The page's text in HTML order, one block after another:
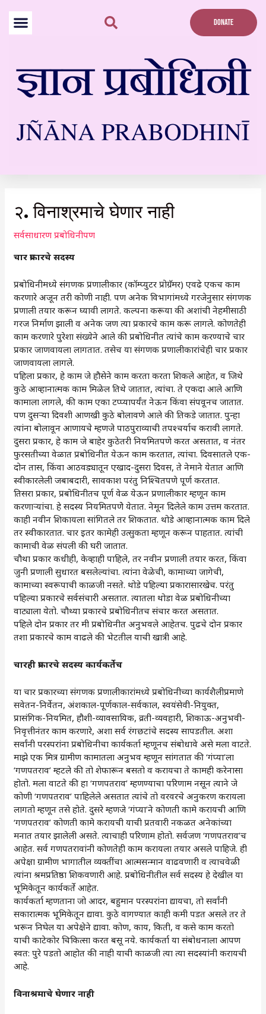
content
DONATE
२. विनाश्रमाचे घेणार नाही
सर्वसाधारण प्रबोधिनीपण
चार प्रकारचे सदस्य
प्रबोधिनीमध्ये संगणक प्रणालीकार (कॉम्प्युटर प्रोग्रॅमर) एवढे एकच काम
करणारे अजून तरी कोणी नाही. पण अनेक विभागांमध्ये गरजेनुसार संगणक
प्रणाली तयार करून घ्यावी लागते. कल्पना करूया की अशांची नेहमीसाठी
गरज निर्माण झाली व अनेक जण त्या प्रकारचे काम करू लागले. कोणतेही
काम करणारे पुरेशा संख्येने आले की प्रबोधिनीत त्यांचे काम करण्याचे चार
प्रकार जाणवायला लागतात. तसेच या संगणक प्रणालीकारांचेही चार प्रकार
जाणवायला लागले.
पहिला प्रकार, हे काम जे हौसेने काम करता करता शिकले आहेत, व जिथे
कुठे आव्हानात्मक काम मिळेल तिथे जातात, त्यांचा. ते एकदा आले आणि
कामाला लागले, की काम एका टप्प्यापर्यंत नेऊन किंवा संपवूनच जातात.
पण दुसऱ्या दिवशी आणखी कुठे बोलावणे आले की तिकडे जातात. पुन्हा
त्यांना बोलावून आणायचे म्हणजे पाठपुराव्याची तपश्चर्याच करावी लागते.
दुसरा प्रकार, हे काम जे बाहेर कुठेतरी नियमितपणे करत असतात, व नंतर
फुरसतीच्या वेळात प्रबोधिनीत येऊन काम करतात, त्यांचा. दिवसातले एक-
दोन तास, किंवा आठवड्यातून एखाद-दुसरा दिवस, ते नेमाने येतात आणि
स्वीकारलेली जबाबदारी, सावकाश परंतु निश्चितपणे पूर्ण करतात.
तिसरा प्रकार, प्रबोधिनीतच पूर्ण वेळ येऊन प्रणालीकार म्हणून काम
करणाऱ्यांचा. हे सदस्य नियमितपणेे येतात. नेमून दिलेले काम उत्तम करतात.
काही नवीन शिकायला सांगितले तर शिकतात. थोडे आव्हानात्मक काम दिले
तर स्वीकारतात. चार इतर कामेही उत्सुकता म्हणून करून पाहतात. त्यांची
कामाची वेळ संपली की घरी जातात.
चौथा प्रकार कधीही, केव्हाही पाहिले, तर नवीन प्रणाली तयार करत, किंवा
जुनी प्रणाली सुधारत बसलेल्यांचा. त्यांना वेळेची, कामाच्या जागेची,
कामाच्या स्वरूपाची काळजी नसते. थोडे पहिल्या प्रकारासारखेच. परंतु
पहिल्या प्रकारचे सर्वसंचारी असतात. त्यातला थोडा वेळ प्रबोधिनीच्या
वाट्याला येतो. चौथ्या प्रकारचे प्रबोधिनीतच संचार करत असतात.
पहिले दोन प्रकार तर मी प्रबोधिनीत अनुभवले आहेतच. पुढचे दोन प्रकार
तशा प्रकारचे काम वाढले की भेटतील याची खात्री आहे.
चारही प्रकारचे सदस्य कार्यकर्तेच
या चार प्रकारच्या संगणक प्रणालीकारांमध्ये प्रबोधिनीच्या कार्यशैलीप्रमाणे
सवेतन-निर्वेतन, अंशकाल-पूर्णकाल-सर्वकाल, स्वयंसेवी-नियुक्त,
प्रासंगिक-नियमित, हौशी-व्यावसायिक, व्रती-व्यवहारी, शिकाऊ-अनुभवी-
निवृत्तीनंतर काम करणारे, अशा सर्व रंगछटांचे सदस्य सापडतील. अशा
सर्वांनी परस्परांना प्रबोधिनीचा कार्यकर्ता म्हणूनच संबोधावे असे मला वाटते.
माझे एक मित्र ग्रामीण कामातला अनुभव म्हणून सांगतात की ‌‘गंप्या‌’ला
‌‘गणपतराव‌’ म्हटले की तो शेफारून बसतो व करायचा ते कामही करेनासा
होतो. मला वाटते की हा ‌‘गणपतराव‌’ म्हणण्याचा परिणाम नसून त्याने जे
कोणी ‌‘गणपतराव‌’ पाहिलेले असतात त्यांचे तो वरवरचे अनुकरण करायला
लागतो म्हणून तसे होते. दुसरे म्हणजे ‌‘गंप्या‌’ने कोणती कामे करायची आणि
‌‘गणपतराव‌’ कोणती कामे करायची याची प्रतवारी नकळत अनेकांच्या
मनात तयार झालेली असते. त्याचाही परिणाम होतो. सर्वजण ‌‘गणपतराव‌’च
आहेत. सर्व गणपतरावांनी कोणतेही काम करायला तयार असले पाहिजे. ही
अपेक्षा ग्रामीण भागातील व्यक्तींचा आत्मसन्मान वाढवणारी व त्याचवेळी
त्यांना श्रमप्रतिष्ठा शिकवणारी आहे. प्रबोधिनीतील सर्व सदस्य हे देखील या
भूमिकेतून कार्यकर्ते आहेत.
कार्यकर्ता म्हणताना जो आदर, बहुमान परस्परांना द्यायचा, तो सर्वांनी
सकारात्मक भूमिकेतून द्यावा. कुठे वागण्यात काही कमी पडत असले तर ते
भरून निघेल या अपेक्षेने द्यावा. कोण, काय, किती, व कसे काम करतो
याची काटेकोर चिकित्सा करत बसू नये. कार्यकर्ता या संबोधनाला आपण
स्वत: पुरे पडतो आहोत की नाही याची काळजी त्या त्या सदस्यांनी करायची
आहे.
विनाश्रमाचे घेणार नाही